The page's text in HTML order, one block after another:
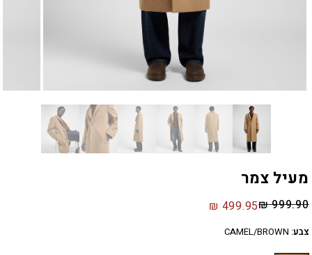
מעיל צמר
₪999.90
₪ 499.95
צבע:
CAMEL/BROWN